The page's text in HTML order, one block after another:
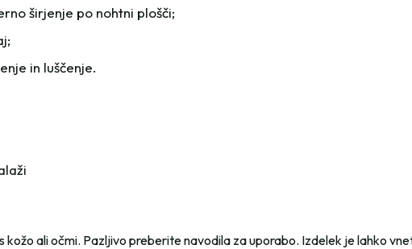
širjenje po nohtni plošči;
in luščenje.
ali očmi. Pazljivo preberite navodila za uporabo. Izdelek je lahko